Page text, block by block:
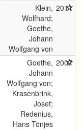
Klein,
Wolfhard;
Goethe,
Johann
Wolfgang von
2011
Goethe,
Johann
Wolfgang von;
Krasenbrink,
Josef;
Redenius,
Hans Tönjes
2007